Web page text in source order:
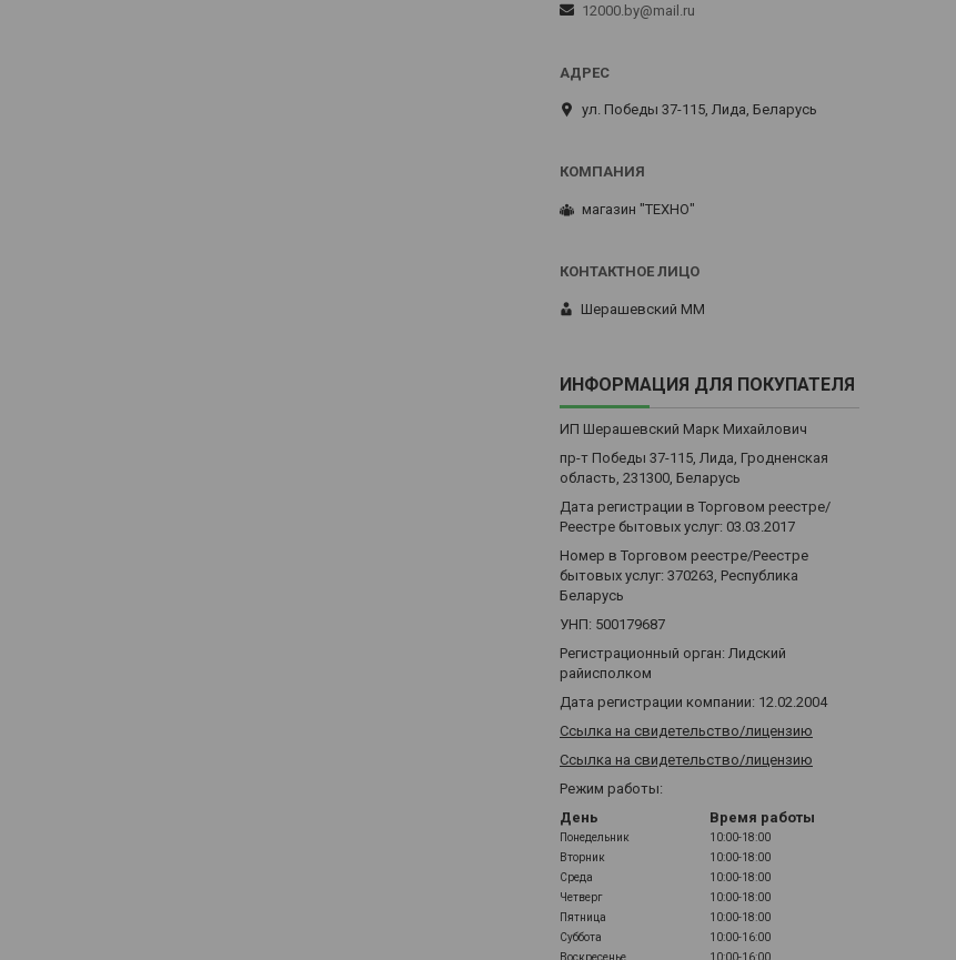
12000.by@mail.ru
ул. Победы 37-115, Лида, Беларусь
магазин "ТЕХНО"
Шерашевский ММ
ИНФОРМАЦИЯ ДЛЯ ПОКУПАТЕЛЯ
ИП Шерашевский Марк Михайлович
пр-т Победы 37-115, Лида, Гродненская
область, 231300, Беларусь
Дата регистрации в Торговом реестре/
Реестре бытовых услуг: 03.03.2017
Номер в Торговом реестре/Реестре
бытовых услуг: 370263, Республика
Беларусь
УНП: 500179687
Регистрационный орган: Лидский
райисполком
Дата регистрации компании: 12.02.2004
Ссылка на свидетельство/лицензию
Ссылка на свидетельство/лицензию
Режим работы:
День
Время работы
Понедельник
10:00-18:00
Вторник
10:00-18:00
Среда
10:00-18:00
Четверг
10:00-18:00
Пятница
10:00-18:00
Суббота
10:00-16:00
Воскресенье
10:00-16:00